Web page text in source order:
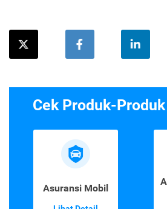
Cek Produk-
Asuransi Mobil